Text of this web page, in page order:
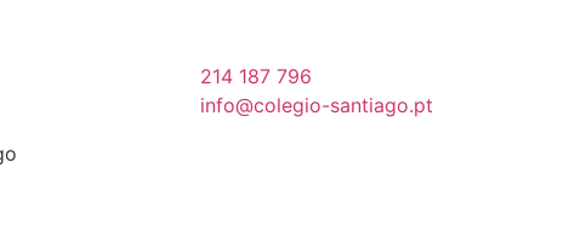
214 187 796
info@colegio-santiago.pt